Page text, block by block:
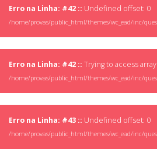
Erro na Linha: #42 :: Undefined offset: 0
/home/provas/public_html/themes/wc_ead/inc/
Erro na Linha: #42 :: Trying to access
/home/provas/public_html/themes/wc_ead/inc/
Erro na Linha: #43 :: Undefined offset: 0
/home/provas/public_html/themes/wc_ead/inc/